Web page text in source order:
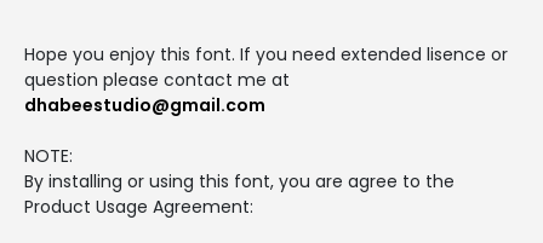
Hope you enjoy this font. If you need extended lisence or
question please contact me at
dhabeestudio@gmail.com
NOTE:
By installing or using this font, you are agree to the
Product Usage Agreement: